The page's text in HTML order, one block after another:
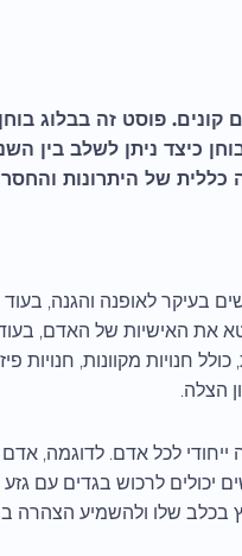
קונים. פוסט זה בבלוג
כיצד ניתן לשלב בין
של היתרונות
בעיקר לאופנה והגנה,
את האישיות של האדם,
חנויות מקוונות, חנויות
הצלה.
ייחודי לכל אדם. לדוגמה,
יכולים לרכוש בגדים עם
בכלב שלו ולהשמיע הצהרה